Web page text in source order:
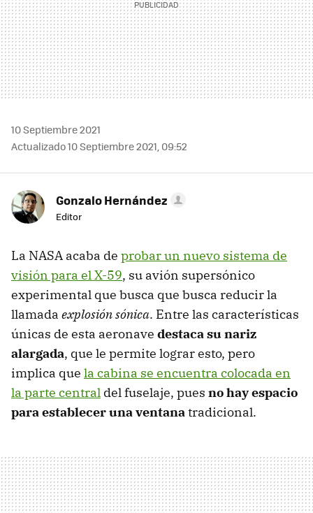
10 Septiembre 2021
Actualizado 10 Septiembre 2021, 09:52
Gonzalo Hernández
Editor
La NASA acaba de probar un nuevo sistema de
visión para el X-59, su avión supersónico
experimental que busca que busca reducir la
llamada explosión sónica. Entre las características
únicas de esta aeronave destaca su nariz
alargada, que le permite lograr esto, pero
implica que la cabina se encuentra colocada en
la parte central del fuselaje, pues no hay espacio
para establecer una ventanatradicional.